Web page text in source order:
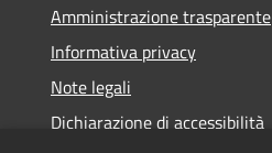
Amministrazione trasparente
Informativa privacy
Note legali
Dichiarazione di accessibilità